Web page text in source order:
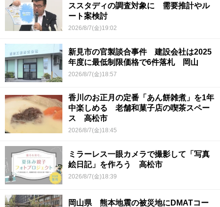
ススタディの調査対象に 需要推計やル
ート案検討
2026/8/7(金)19:02
新見市の官製談合事件 建設会社は2025
年度に最低制限価格で6件落札 岡山
2026/8/7(金)18:57
香川のお正月の定番「あん餅雑煮」を1年
中楽しめる 老舗和菓子店の喫茶スペー
ス 高松市
2026/8/7(金)18:45
ミラーレス一眼カメラで撮影して「写真
絵日記」を作ろう 高松市
2026/8/7(金)18:39
岡山県 熊本地震の被災地にDMATコー